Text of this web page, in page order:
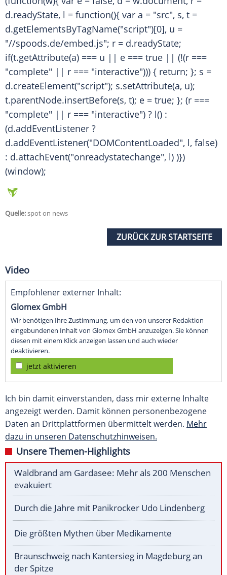
d.readyState, l = function(){ var a = "src", s, t =
d.getElementsByTagName("script")[0], u =
"//spoods.de/embed.js"; r = d.readyState;
if(t.getAttribute(a) === u || e === true || (!(r ===
"complete" || r === "interactive"))) { return; }; s =
d.createElement("script"); s.setAttribute(a, u);
t.parentNode.insertBefore(s, t); e = true; }; (r ===
"complete" || r === "interactive") ? l() :
(d.addEventListener ?
d.addEventListener("DOMContentLoaded", l, false)
: d.attachEvent("onreadystatechange", l) )})
(window);
Quelle:spot on news
ZURÜCK ZUR STARTSEITE
Video
Empfohlener externer Inhalt:
Glomex GmbH
Wir benötigen Ihre Zustimmung, um den von unserer Redaktion
eingebundenen Inhalt von Glomex GmbH anzuzeigen. Sie können
diesen mit einem Klick anzeigen lassen und auch wieder
deaktivieren.
jetzt aktivieren
Ich bin damit einverstanden, dass mir externe Inhalte
angezeigt werden. Damit können personenbezogene
Daten an Drittplattformen übermittelt werden. Mehr
dazu in unseren Datenschutzhinweisen.
Unsere Themen-Highlights
Waldbrand am Gardasee: Mehr als 200 Menschen
evakuiert
Durch die Jahre mit Panikrocker Udo Lindenberg
Die größten Mythen über Medikamente
Braunschweig nach Kantersieg in Magdeburg an
der Spitze